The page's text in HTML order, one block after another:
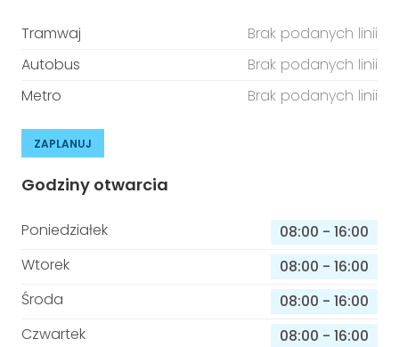
Tramwaj
Brak podanych linii
Autobus
Brak podanych linii
Metro
Brak podanych linii
ZAPLANUJ
Godziny otwarcia
Poniedziałek 08:00 - 16:00
Wtorek
08:00 - 16:00
Środa
08:00 - 16:00
Czwartek
08:00 - 16:00